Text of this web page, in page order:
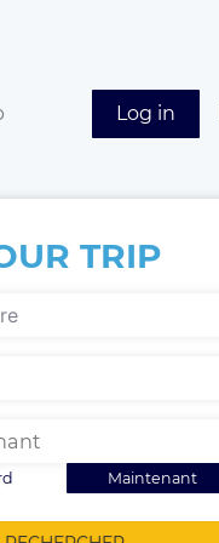
Log in
TRIP
Maintenant